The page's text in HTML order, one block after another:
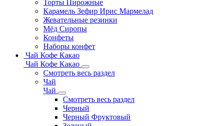
Торты Пирожные
Карамель Зефир Ирис Мармелад
Жевательные резинки
Мёд Сиропы
Конфеты
Наборы конфет
Чай Кофе Какао
Чай Кофе Какао
Смотреть весь раздел
Чай
Чай
Смотреть весь раздел
Черный
Черный Фруктовый